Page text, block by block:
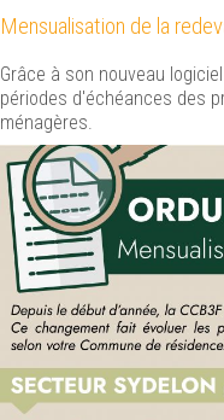
Mensualisation de la
Grâce à son nouveau
périodes d'échéances des
ménagères.